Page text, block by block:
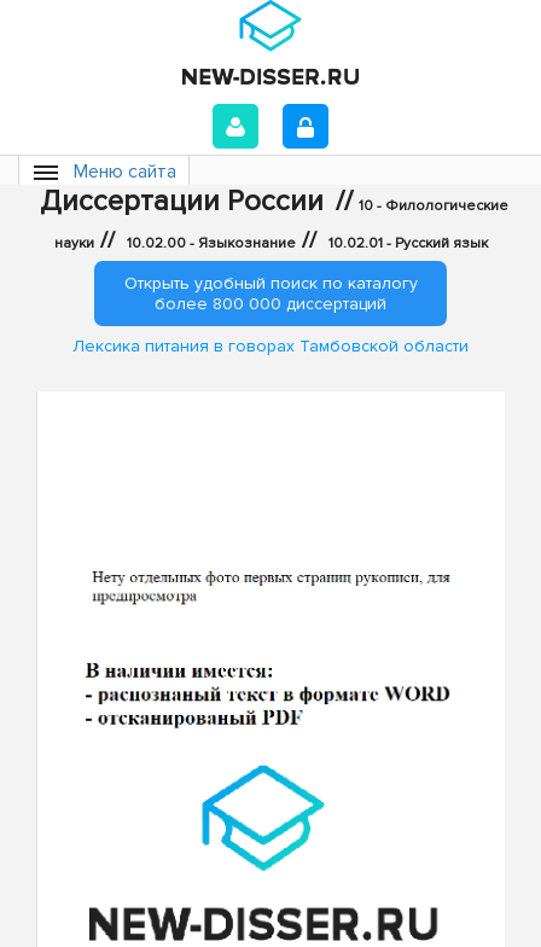
Меню сайта
Диссертации России // 10 - Филологические
науки // 10.02.00 - Языкознание // 10.02.01 - Русский язык
Открыть удобный поиск по каталогу
более 800 000 диссертаций
Лексика питания в говорах Тамбовской области